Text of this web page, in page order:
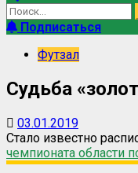
Найти:
Подписаться
Футзал
Судьба
03.01.2019
Стало известно
чемпионата области